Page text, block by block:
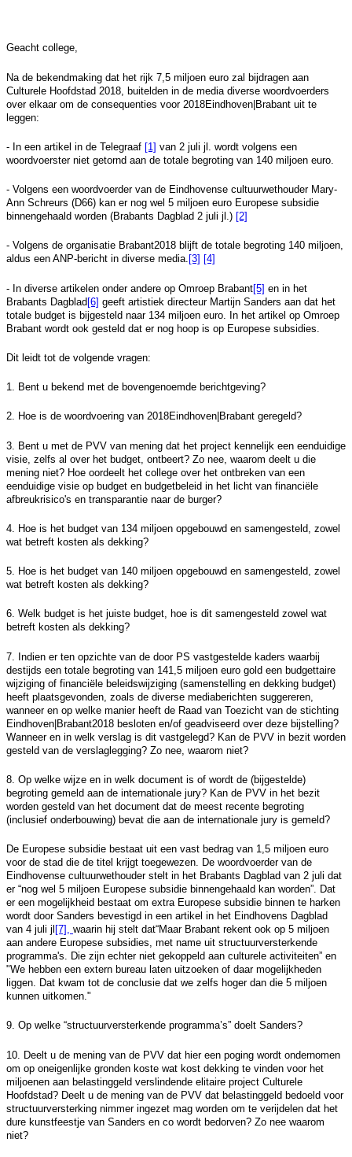
Geacht college,
Na de bekendmaking dat het rijk 7,5 miljoen euro zal bijdragen aan
Culturele Hoofdstad 2018, buitelden in de media diverse woordvoerders
over elkaar om de consequenties voor 2018Eindhoven|Brabant uit te
leggen:
- In een artikel in de Telegraaf [1] van 2 juli jl. wordt volgens een
woordvoerster niet getornd aan de totale begroting van 140 miljoen euro.
- Volgens een woordvoerder van de Eindhovense cultuurwethouder Mary-
Ann Schreurs (D66) kan er nog wel 5 miljoen euro Europese subsidie
binnengehaald worden (Brabants Dagblad 2 juli jl.) [2]
- Volgens de organisatie Brabant2018 blijft de totale begroting 140 miljoen,
aldus een ANP-bericht in diverse media. [3] [4]
- In diverse artikelen onder andere op Omroep Brabant[5] en in het
Brabants Dagblad[6] geeft artistiek directeur Martijn Sanders aan dat het
totale budget is bijgesteld naar 134 miljoen euro. In het artikel op Omroep
Brabant wordt ook gesteld dat er nog hoop is op Europese subsidies.
Dit leidt tot de volgende vragen:
1. Bent u bekend met de bovengenoemde berichtgeving?
2. Hoe is de woordvoering van 2018Eindhoven|Brabant geregeld?
3. Bent u met de PVV van mening dat het project kennelijk een eenduidige
visie, zelfs al over het budget, ontbeert? Zo nee, waarom deelt u die
mening niet? Hoe oordeelt het college over het ontbreken van een
eenduidige visie op budget en budgetbeleid in het licht van financiële
afbreukrisico's en transparantie naar de burger?
4. Hoe is het budget van 134 miljoen opgebouwd en samengesteld, zowel
wat betreft kosten als dekking?
5. Hoe is het budget van 140 miljoen opgebouwd en samengesteld, zowel
wat betreft kosten als dekking?
6. Welk budget is het juiste budget, hoe is dit samengesteld zowel wat
betreft kosten als dekking?
7. Indien er ten opzichte van de door PS vastgestelde kaders waarbij
destijds een totale begroting van 141,5 miljoen euro gold een budgettaire
wijziging of financiële beleidswijziging (samenstelling en dekking budget)
heeft plaatsgevonden, zoals de diverse mediaberichten suggereren,
wanneer en op welke manier heeft de Raad van Toezicht van de stichting
Eindhoven|Brabant2018 besloten en/of geadviseerd over deze bijstelling?
Wanneer en in welk verslag is dit vastgelegd? Kan de PVV in bezit worden
gesteld van de verslaglegging? Zo nee, waarom niet?
8. Op welke wijze en in welk document is of wordt de (bijgestelde)
begroting gemeld aan de internationale jury? Kan de PVV in het bezit
worden gesteld van het document dat de meest recente begroting
(inclusief onderbouwing) bevat die aan de internationale jury is gemeld?
De Europese subsidie bestaat uit een vast bedrag van 1,5 miljoen euro
voor de stad die de titel krijgt toegewezen. De woordvoerder van de
Eindhovense cultuurwethouder stelt in het Brabants Dagblad van 2 juli dat
er “nog wel 5 miljoen Europese subsidie binnengehaald kan worden”. Dat
er een mogelijkheid bestaat om extra Europese subsidie binnen te harken
wordt door Sanders bevestigd in een artikel in het Eindhovens Dagblad
van 4 juli jl [7] , waarin hij stelt dat“Maar Brabant rekent ook op 5 miljoen
aan andere Europese subsidies, met name uit structuurversterkende
programma's. Die zijn echter niet gekoppeld aan culturele activiteiten” en
"We hebben een extern bureau laten uitzoeken of daar mogelijkheden
liggen. Dat kwam tot de conclusie dat we zelfs hoger dan die 5 miljoen
kunnen uitkomen."
9. Op welke “structuurversterkende programma’s” doelt Sanders?
10. Deelt u de mening van de PVV dat hier een poging wordt ondernomen
om op oneigenlijke gronden koste wat kost dekking te vinden voor het
miljoenen aan belastinggeld verslindende elitaire project Culturele
Hoofdstad? Deelt u de mening van de PVV dat belastinggeld bedoeld voor
structuurversterking nimmer ingezet mag worden om te verijdelen dat het
dure kunstfeestje van Sanders en co wordt bedorven? Zo nee waarom
niet?